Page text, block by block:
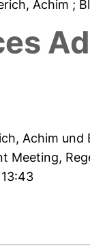
Achim ;
Achim und
Meeting,